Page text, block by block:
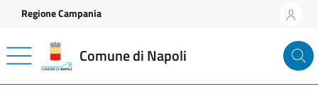
Vai ai contenuti
Vai al footer
Regione Campania
Comune di Napoli